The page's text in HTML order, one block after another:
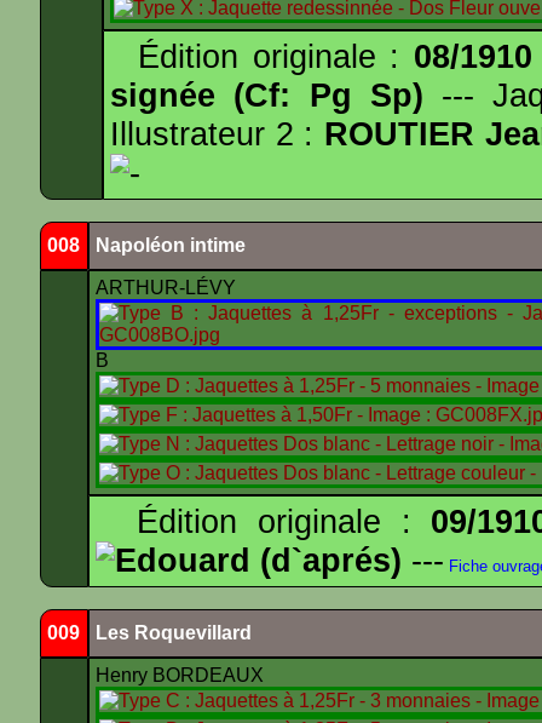
Édition originale : 08/1910
signée (Cf: Pg Sp) ---
Illustrateur 2 : ROUTIER
-
008 Napoléon intime
ARTHUR-LÉVY
B
Édition originale : 09/
Edouard (d`aprés) --- Fiche
009 Les Roquevillard
Henry BORDEAUX